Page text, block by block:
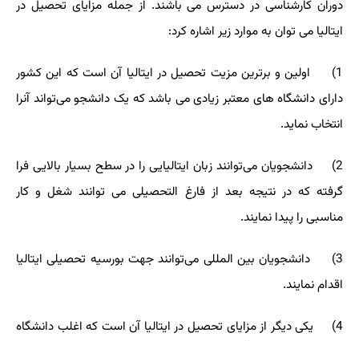
دوران کارشناسی در دسترس می باشند. از جمله مزایای تحصیل در
ایتالیا می توان به موارد زیر اشاره کرد:
1) اولین و برترین مزیت تحصیل در ایتالیا آن است که این کشور
دارای دانشگاه های معتبر زیادی می باشد که یک دانشجو می‌تواند آنرا
انتخاب نماید.
2) دانشجویان می‌توانند زبان ایتالیایی را در سطح بسیار بالایی فرا
گرفته که در نتیجه بعد از فارغ التحصیلی می توانند شغل و کار
مناسبی را پیدا نمایند.
3) دانشجویان بین المللی می‌توانند جهت بورسیه تحصیلی ایتالیا
اقدام نمایند.
4) یکی دیگر از مزایای تحصیل در ایتالیا آن است که اغلب دانشگاه